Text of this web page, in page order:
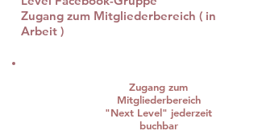
Zugang zum Mitgliederbereich ( in
Arbeit )
Zugang zum
Mitgliederbereich
"Next Level" jederzeit
buchbar